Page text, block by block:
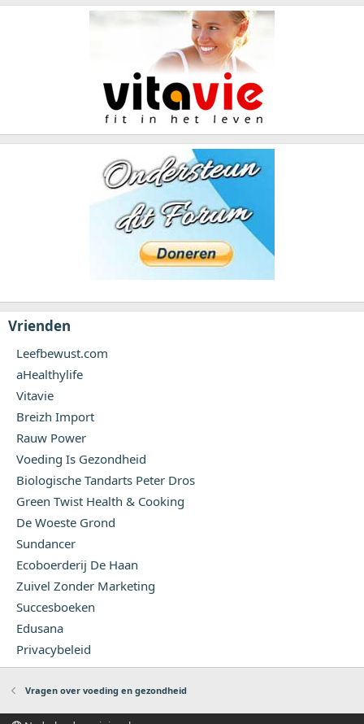
Vrienden
Leefbewust.com
aHealthylife
Vitavie
Breizh Import
Rauw Power
Voeding Is Gezondheid
Biologische Tandarts Peter Dros
Green Twist Health & Cooking
De Woeste Grond
Sundancer
Ecoboerderij De Haan
Zuivel Zonder Marketing
Succesboeken
Edusana
Privacybeleid
Vragen over voeding en gezondheid